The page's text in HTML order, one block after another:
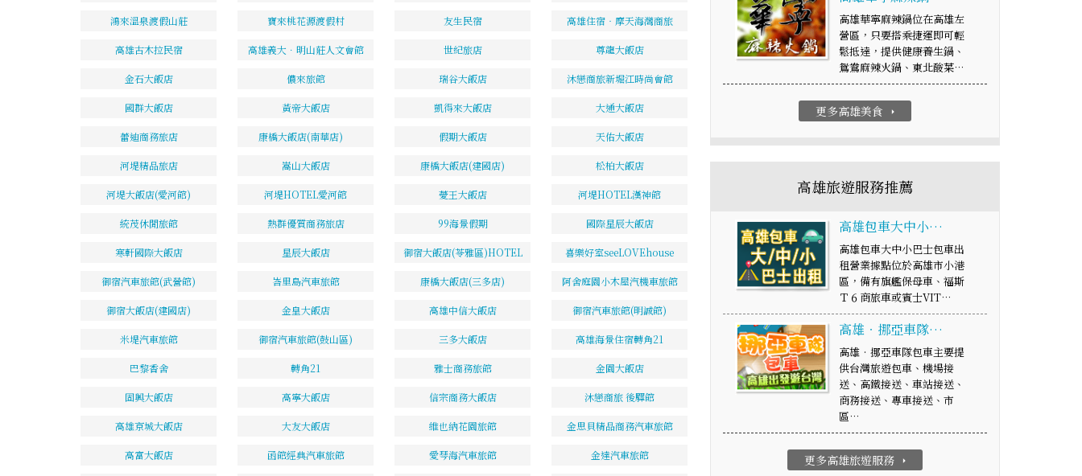
鴻來溫泉渡假山莊 寶來桃花源渡假村 友生民宿 高雄住宿‧摩天海灣商旅
高雄古木拉民宿 高雄義大．明山莊人文會館 世紀旅店 尊龍大飯店
金石大飯店 儂來旅館 瑞谷大飯店 沐戀商旅新堀江時尚會館
國群大飯店 黃帝大飯店 凱得來大飯店 大通大飯店
蕾迪商務旅店 康橋大飯店(南華店) 假期大飯店 天佑大飯店
河堤精品旅店 嵩山大飯店 康橋大飯店(建國店) 松柏大飯店
河堤大飯店(愛河館) 河堤HOTEL愛河館 薆王大飯店 河堤HOTEL漢神館
統茂休閒旅館 熱群優質商務旅店 99海景假期 國際星辰大飯店
寒軒國際大飯店 星辰大飯店 御宿大飯店(苓雅區)HOTEL 喜樂好室seeLOVEhouse
御宿汽車旅館(武營館) 峇里島汽車旅館 康橋大飯店(三多店) 阿舍庭園小木屋汽機車旅館
御宿大飯店(建國店) 金皇大飯店 高雄中信大飯店 御宿汽車旅館(明誠館)
米堤汽車旅館 御宿汽車旅館(鼓山區) 三多大飯店 高雄海景住宿轉角21
巴黎香舍 轉角21 雅士商務旅館 金園大飯店
固興大飯店 高寧大飯店 信宗商務大飯店 沐戀商旅 後驛館
高雄京城大飯店 大友大飯店 維也納花園旅館 金思貝精品商務汽車旅館
高富大飯店 函館經典汽車旅館 愛琴海汽車旅館 金達汽車旅館
高雄華寧麻辣鍋位在高雄左
營區，只要搭乘捷運即可輕
鬆抵達，提供健康養生鍋、
鴛鴦麻辣火鍋、東北酸菜…
更多高雄美食 arrow_right
高雄旅遊服務推薦
高雄包車大中小…
高雄包車大中小巴士包車出
租營業據點位於高雄市小港
區，備有旗艦保母車、福斯
Ｔ６商旅車或賓士VIT…
高雄‧挪亞車隊…
高雄‧挪亞車隊包車主要提
供台灣旅遊包車、機場接
送、高鐵接送、車站接送、
商務接送、專車接送、市
區…
更多高雄旅遊服務 arrow_right